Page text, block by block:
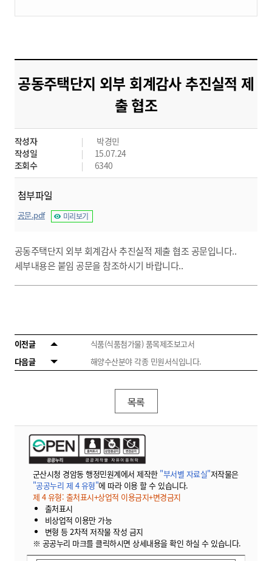
공동주택단지 외부 회계감사 추진실적 제
출 협조
작성자
박경민
작성일
15.07.24
조회수
6340
첨부파일
공문.pdf 미리보기
공동주택단지 외부 회계감사 추진실적 제출 협조 공문입니다..
세부내용은 붙임 공문을 참조하시기 바랍니다..
이전글
식품(식품첨가물) 품목제조보고서
다음글
해양수산분야 각종 민원서식입니다.
목록
군산시청 경암동 행정민원계에서 제작한 "부서별 자료실"저작물은
"공공누리 제 4 유형"에 따라 이용 할 수 있습니다.
제 4 유형: 출처표시+상업적 이용금지+변경금지
출처표시
비상업적 이용만 가능
변형 등 2차적 저작물 작성 금지
※ 공공누리 마크를 클릭하시면 상세내용을 확인 하실 수 있습니다.